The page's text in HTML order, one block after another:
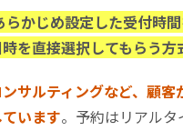
都合を最優先するような場面
優先順位が明確でない状況
匿が求められる場合
らかじめ設定した受付時間
を直接選択してもらう方
サルティングなど、顧客
います。予約はリアルタ